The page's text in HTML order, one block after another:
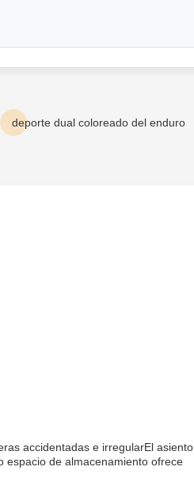
deporte dual coloreado del enduro
accidentadas e irregularEl asiento
espacio de almacenamiento ofrece